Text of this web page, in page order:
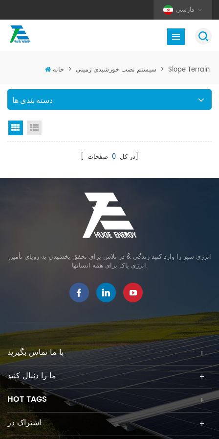
فارسی
خانه > سیستم نصب خورشیدی زمینی > Slope Terrain
دسته بندی ها
نمای گرید
[ در کل 0 صفحات]
انرژی سبز را وارد کنید زندگی & در تلاش برای تحقق بخشیدن به رویای تأمین
انرژی پاک برای همه انسانها.
با ما تماس بگیرید
ما را دنبال کنید
HOT TAGS
اشتراک در